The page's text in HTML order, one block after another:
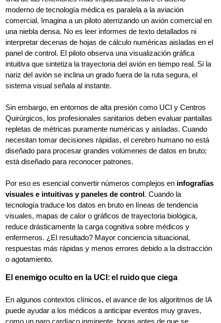
moderno de tecnología médica es paralela a la aviación
comercial. Imagina a un piloto aterrizando un avión comercial en
una niebla densa. No es leer informes de texto detallados ni
interpretar decenas de hojas de cálculo numéricas aisladas en el
panel de control. El piloto observa una visualización gráfica
intuitiva que sintetiza la trayectoria del avión en tiempo real. Si la
nariz del avión se inclina un grado fuera de la ruta segura, el
sistema visual señala al instante.
Sin embargo, en entornos de alta presión como UCI y Centros
Quirúrgicos, los profesionales sanitarios deben evaluar pantallas
repletas de métricas puramente numéricas y aisladas. Cuando
necesitan tomar decisiones rápidas, el cerebro humano no está
diseñado para procesar grandes volúmenes de datos en bruto;
está diseñado para reconocer patrones.
Por eso es esencial convertir números complejos en infografías
visuales e intuitivas y paneles de control. Cuando la
tecnología traduce los datos en bruto en líneas de tendencia
visuales, mapas de calor o gráficos de trayectoria biológica,
reduce drásticamente la carga cognitiva sobre médicos y
enfermeros. ¿El resultado? Mayor conciencia situacional,
respuestas más rápidas y menos errores debido a la distracción
o agotamiento.
El enemigo oculto en la UCI: el ruido que ciega
En algunos contextos clínicos, el avance de los algoritmos de IA
puede ayudar a los médicos a anticipar eventos muy graves,
como un paro cardíaco inminente, horas antes de que se